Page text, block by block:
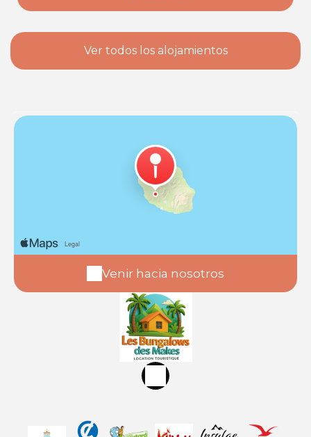
Ver todos los alojamientos
Venir hacia nosotros